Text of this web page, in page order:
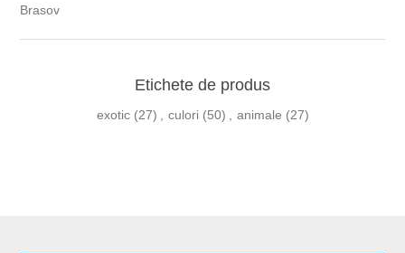
Brasov
Etichete de produs
exotic (27) , culori (50) , animale (27)